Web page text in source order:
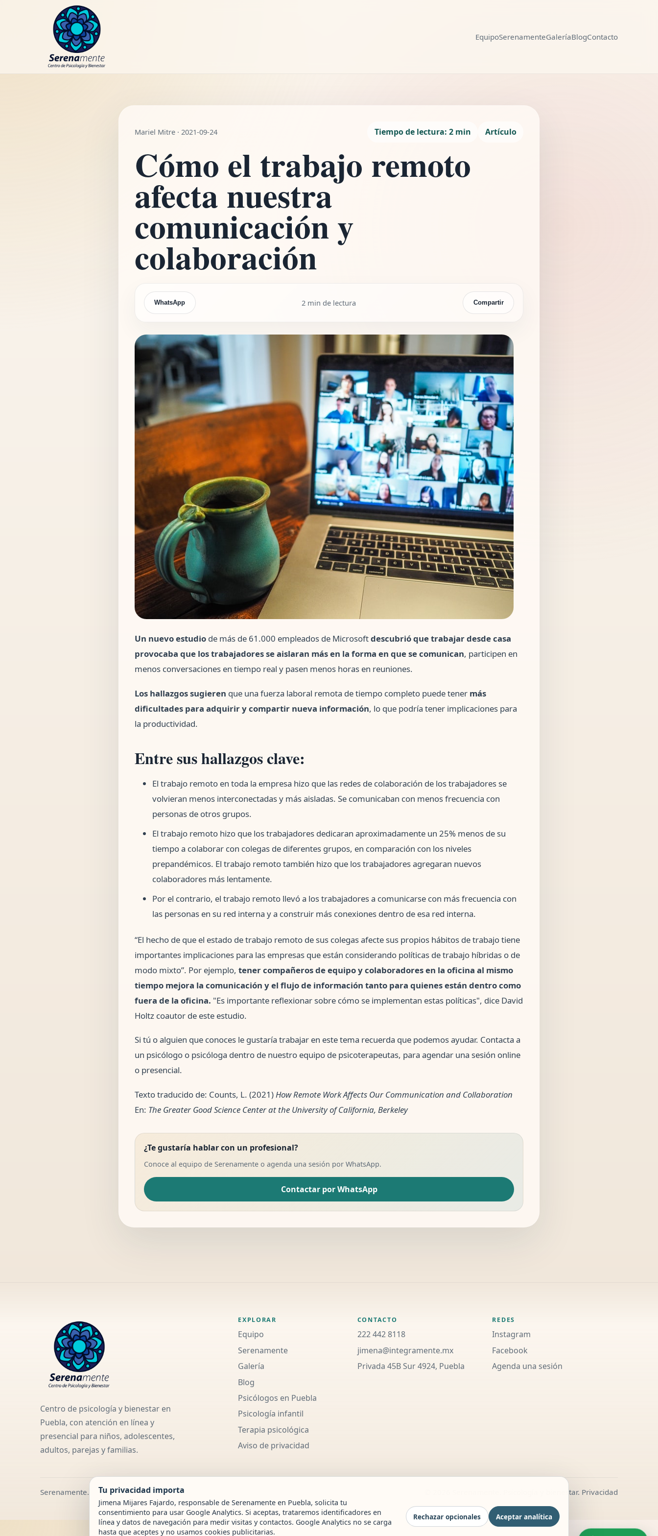
EquipoSerenamenteGaleríaBlogContacto
Mariel Mitre · 2021-09-24 Tiempo de lectura: 2 min Artículo
Cómo el trabajo remoto
afecta nuestra
comunicación y
colaboración
WhatsApp 2 min de lectura Compartir
Un nuevo estudio de más de 61.000 empleados de Microsoftdescubrió que trabajar desde casa
provocaba que los trabajadores se aislaran más en la forma en que se comunican, participen en
menos conversaciones en tiempo real y pasen menos horas en reuniones.
Los hallazgos sugieren que una fuerza laboral remota de tiempo completo puede tener más
dificultades para adquirir y compartir nueva información, lo que podría tener implicaciones para
la productividad.
Entre sus hallazgos clave:
El trabajo remoto en toda la empresa hizo que las redes de colaboración de los trabajadores se
volvieran menos interconectadas y más aisladas. Se comunicaban con menos frecuencia con
personas de otros grupos.
El trabajo remoto hizo que los trabajadores dedicaran aproximadamente un 25% menos de su
tiempo a colaborar con colegas de diferentes grupos, en comparación con los niveles
prepandémicos. El trabajo remoto también hizo que los trabajadores agregaran nuevos
colaboradores más lentamente.
Por el contrario, el trabajo remoto llevó a los trabajadores a comunicarse con más frecuencia con
las personas en su red interna y a construir más conexiones dentro de esa red interna.
“El hecho de que el estado de trabajo remoto de sus colegas afecte sus propios hábitos de trabajo tiene
importantes implicaciones para las empresas que están considerando políticas de trabajo híbridas o de
modo mixto”. Por ejemplo, tener compañeros de equipo y colaboradores en la oficina al mismo
tiempo mejora la comunicación y el flujo de información tanto para quienes están dentro como
fuera de la oficina. "Es importante reflexionar sobre cómo se implementan estas políticas", dice David
Holtz coautor de este estudio.
Si tú o alguien que conoces le gustaría trabajar en este tema recuerda que podemos ayudar. Contacta a
un psicólogo o psicóloga dentro de nuestro equipo de psicoterapeutas, para agendar una sesión online
o presencial.
Texto traducido de: Counts, L. (2021)How Remote Work Affects Our Communication and Collaboration
En: The Greater Good Science Center at the University of California, Berkeley
¿Te gustaría hablar con un profesional?
Conoce al equipo de Serenamente o agenda una sesión por WhatsApp.
Contactar por WhatsApp
Centro de psicología y bienestar en
Puebla, con atención en línea y
presencial para niños, adolescentes,
adultos, parejas y familias.
EXPLORAR
Equipo
Serenamente
Galería
Blog
Psicólogos en Puebla
Psicología infantil
Terapia psicológica
Aviso de privacidad
CONTACTO
222 442 8118
jimena@integramente.mx
Privada 45B Sur 4924, Puebla
REDES
Instagram
Facebook
Agenda una sesión
Serenamente. © 2026 Serenamente. Psicología y bienestar. Privacidad
Tu privacidad importa
Jimena Mijares Fajardo, responsable de Serenamente en Puebla, solicita tu
consentimiento para usar Google Analytics. Si aceptas, trataremos identificadores en
línea y datos de navegación para medir visitas y contactos. Google Analytics no se carga
hasta que aceptes y no usamos cookies publicitarias.
Rechazar opcionales Aceptar analítica